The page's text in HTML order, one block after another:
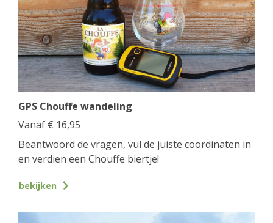
GPS Chouffe wandeling
Vanaf € 16,95
Beantwoord de vragen, vul de juiste coördinaten in
en verdien een Chouffe biertje!
bekijken